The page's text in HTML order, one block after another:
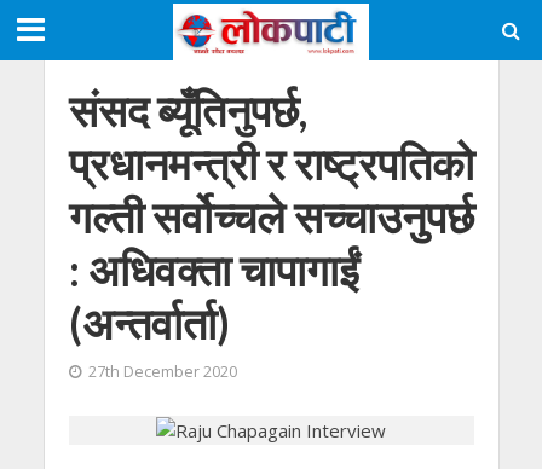
संसद ब्यूँतिनुपर्छ,
प्रधानमन्त्री र राष्ट्रपतिको
गल्ती सर्वोच्चले सच्चाउनुपर्छ
: अधिवक्ता चापागाईं
(अन्तर्वार्ता)
27th December 2020